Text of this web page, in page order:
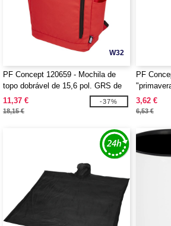
W32
PF Concept 120659 - Mochila de
topo dobrável de 15,6 pol. GRS de
RPET de 18 L "Byron"
11,37 €
18,15 €
-37%
PF
3,62 €
6,53 €